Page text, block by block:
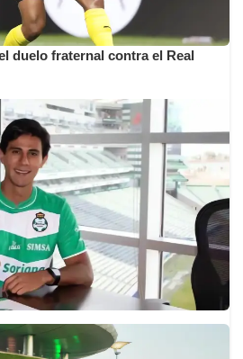
duelo fraternal contra el Real